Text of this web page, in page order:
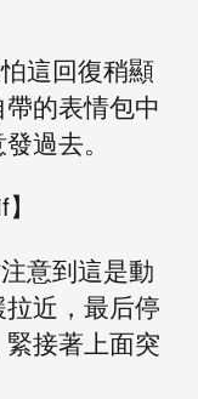
這回復稍顯
的表情包中
過去。
意到這是動
近，最后停
接著上面突